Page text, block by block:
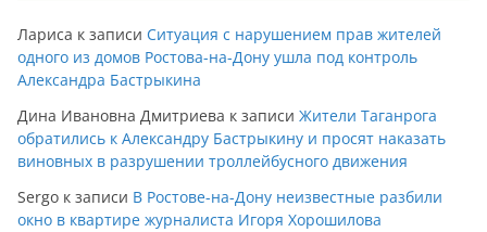
Лариса к записи Ситуация с нарушением прав жителей
одного из домов Ростова-на-Дону ушла под контроль
Александра Бастрыкина
Дина Ивановна Дмитриева к записи Жители Таганрога
обратились к Александру Бастрыкину и просят наказать
виновных в разрушении троллейбусного движения
Sergo к записи В Ростове-на-Дону неизвестные разбили
окно в квартире журналиста Игоря Хорошилова